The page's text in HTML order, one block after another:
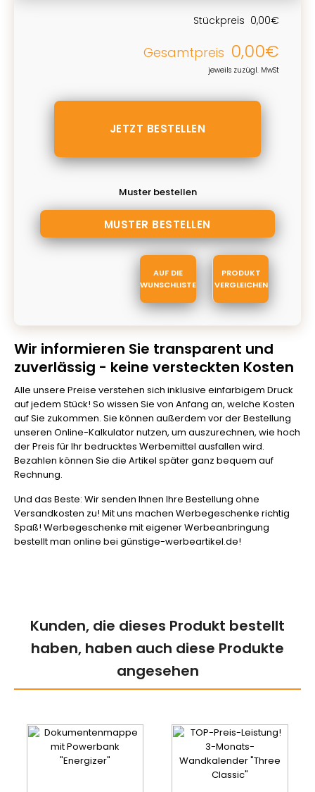
Stückpreis 0,00€
Gesamtpreis 0,00€
jeweils zuzügl. MwSt
Muster bestellen
AUF DIE
WUNSCHLISTE
PRODUKT
VERGLEICHEN
Wir informieren Sie transparent und
zuverlässig - keine versteckten Kosten
Alle unsere Preise verstehen sich inklusive einfarbigem Druck
auf jedem Stück! So wissen Sie von Anfang an, welche Kosten
auf Sie zukommen. Sie können außerdem vor der Bestellung
unseren Online-Kalkulator nutzen, um auszurechnen, wie hoch
der Preis für Ihr bedrucktes Werbemittel ausfallen wird.
Bezahlen können Sie die Artikel später ganz bequem auf
Rechnung.
Und das Beste: Wir senden Ihnen Ihre Bestellung ohne
Versandkosten zu! Mit uns machen Werbegeschenke richtig
Spaß! Werbegeschenke mit eigener Werbeanbringung
bestellt man online bei günstige-werbeartikel.de!
Kunden, die dieses Produkt bestellt
haben, haben auch diese Produkte
angesehen